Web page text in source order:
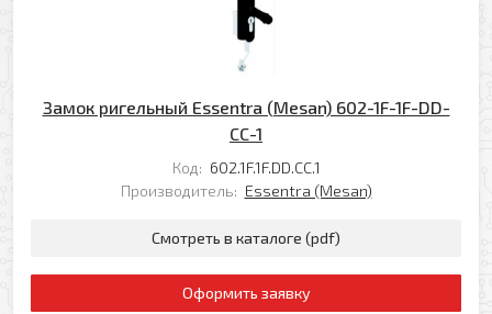
Замок ригельный Essentra (Mesan) 602-1F-1F-DD-
CC-1
Код: 602.1F.1F.DD.CC.1
Производитель: Essentra (Mesan)
Смотреть в каталоге (pdf)
Оформить заявку